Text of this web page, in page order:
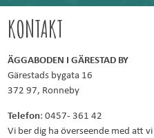
KONTAKT
ÄGGABODEN I GÄRESTAD BY
Gärestads bygata 16
372 97, Ronneby
Telefon:0457- 361 42
Vi ber dig ha överseende med att